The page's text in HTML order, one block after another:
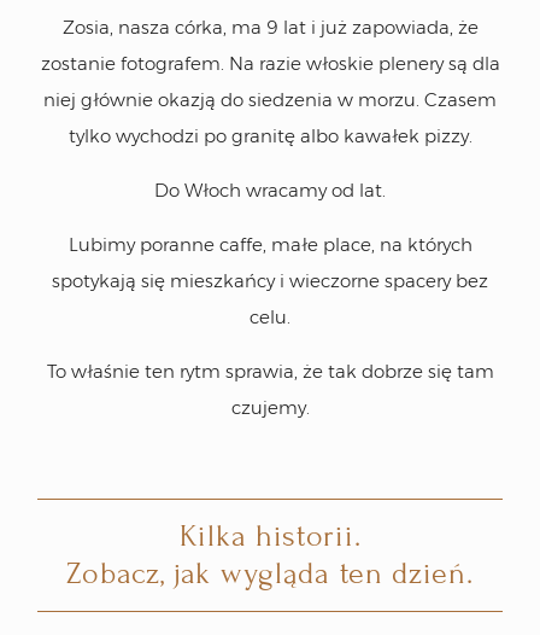
Zosia, nasza córka, ma 9 lat i już zapowiada, że
zostanie fotografem. Na razie włoskie plenery są dla
niej głównie okazją do siedzenia w morzu. Czasem
tylko wychodzi po granitę albo kawałek pizzy.
Do Włoch wracamy od lat.
Lubimy poranne caffe, małe place, na których
spotykają się mieszkańcy i wieczorne spacery bez
celu.
To właśnie ten rytm sprawia, że tak dobrze się tam
czujemy.
Kilka historii.
Zobacz, jak wygląda ten dzień.